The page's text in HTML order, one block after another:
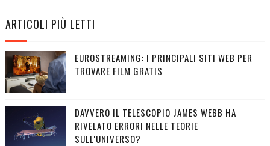
ARTICOLI PIÙ LETTI
EUROSTREAMING: I PRINCIPALI SITI WEB PER
TROVARE FILM GRATIS
DAVVERO IL TELESCOPIO JAMES WEBB HA
RIVELATO ERRORI NELLE TEORIE
SULL'UNIVERSO?